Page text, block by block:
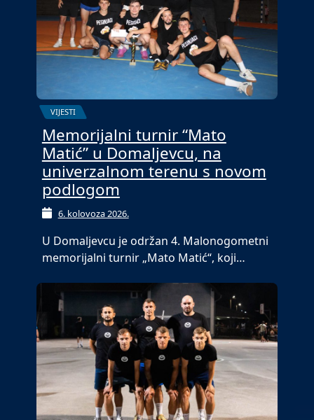
VIJESTI
Memorijalni turnir “Mato
Matić” u Domaljevcu, na
univerzalnom terenu s novom
podlogom
6. kolovoza 2026.
U Domaljevcu je održan 4. Malonogometni
memorijalni turnir „Mato Matić“, koji…